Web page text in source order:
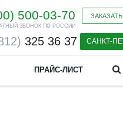
500-03-70
ЗВОНОК ПО РОССИИ
325 36 37 САНКТ-
ПРАЙС-ЛИСТ